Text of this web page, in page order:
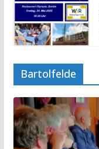
Bartolfelde